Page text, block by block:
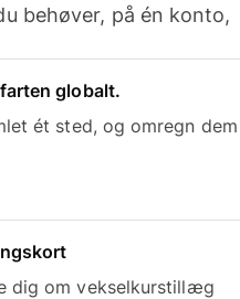
behøver, på én konto,
globalt.
ét sted, og omregn dem
dig om vekselkurstillæg